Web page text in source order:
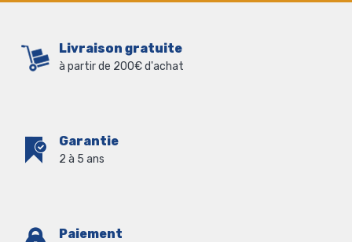
Livraison gratuite
à partir de 200€ d'achat
Garantie
2 à 5 ans
Paiement